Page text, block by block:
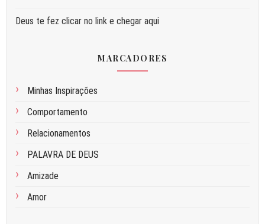
Deus te fez clicar no link e chegar aqui
MARCADORES
Minhas Inspirações
Comportamento
Relacionamentos
PALAVRA DE DEUS
Amizade
Amor